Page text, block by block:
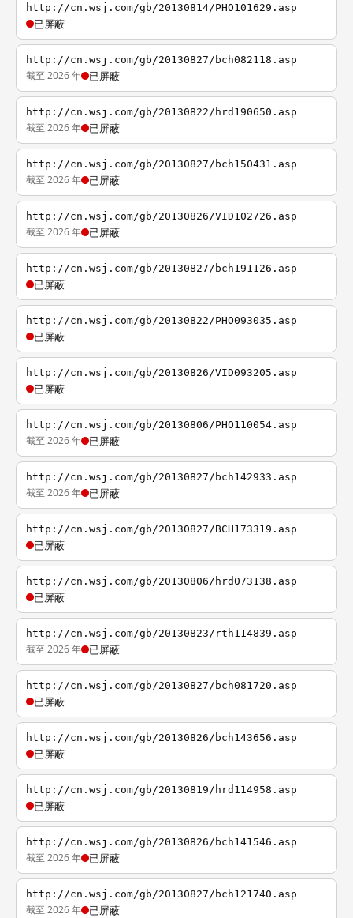
http://cn.wsj.com/gb/20130814/PHO101629.asp
已屏蔽
http://cn.wsj.com/gb/20130827/bch082118.asp
截至 2026 年 已屏蔽
http://cn.wsj.com/gb/20130822/hrd190650.asp
截至 2026 年 已屏蔽
http://cn.wsj.com/gb/20130827/bch150431.asp
截至 2026 年 已屏蔽
http://cn.wsj.com/gb/20130826/VID102726.asp
截至 2026 年 已屏蔽
http://cn.wsj.com/gb/20130827/bch191126.asp
已屏蔽
http://cn.wsj.com/gb/20130822/PHO093035.asp
已屏蔽
http://cn.wsj.com/gb/20130826/VID093205.asp
已屏蔽
http://cn.wsj.com/gb/20130806/PHO110054.asp
截至 2026 年 已屏蔽
http://cn.wsj.com/gb/20130827/bch142933.asp
截至 2026 年 已屏蔽
http://cn.wsj.com/gb/20130827/BCH173319.asp
已屏蔽
http://cn.wsj.com/gb/20130806/hrd073138.asp
已屏蔽
http://cn.wsj.com/gb/20130823/rth114839.asp
截至 2026 年 已屏蔽
http://cn.wsj.com/gb/20130827/bch081720.asp
已屏蔽
http://cn.wsj.com/gb/20130826/bch143656.asp
已屏蔽
http://cn.wsj.com/gb/20130819/hrd114958.asp
已屏蔽
http://cn.wsj.com/gb/20130826/bch141546.asp
截至 2026 年 已屏蔽
http://cn.wsj.com/gb/20130827/bch121740.asp
截至 2026 年 已屏蔽